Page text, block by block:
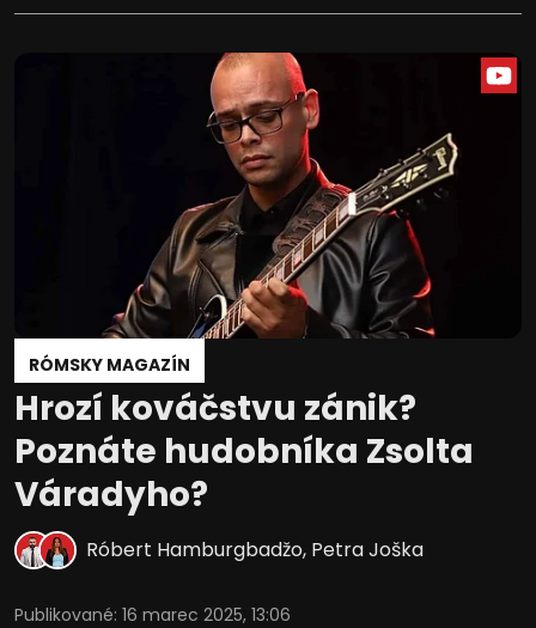
RÓMSKY MAGAZÍN
Hrozí kováčstvu zánik?
Poznáte hudobníka Zsolta
Váradyho?
Róbert Hamburgbadžo, Petra Joška
Publikované: 16 marec 2025, 13:06